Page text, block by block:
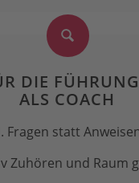
DIE
ALS COACH
Fragen statt
Zuhören und Raum